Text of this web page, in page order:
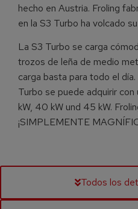
hecho en Austria. Froling
en la S3 Turbo ha volcado
La S3 Turbo se carga
trozos de leña de medio
carga basta para todo el
Turbo se puede adquirir
kW, 40 kW und 45 kW.
¡SIMPLEMENTE
Todos los